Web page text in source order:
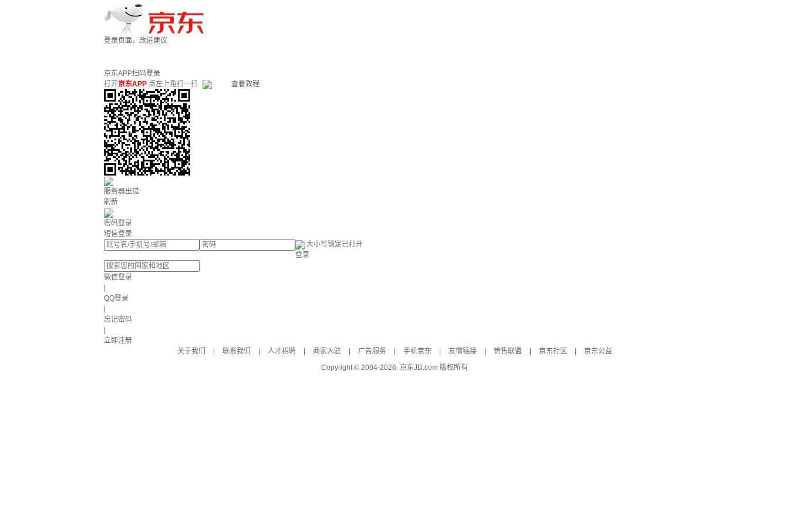
登录页面，改进建议
京东APP扫码登录
打开京东APP 点左上角扫一扫 查看教程
服务器出错
刷新
密码登录
短信登录
大小写锁定已打开
登录
微信登录
QQ登录
忘记密码
立即注册
关于我们
联系我们 人才招聘 商家入驻 广告服务 手机京东 友情链接 销售联盟 京东社区
京东公益
Copyright © 2004-2026 京东JD.com 版权所有